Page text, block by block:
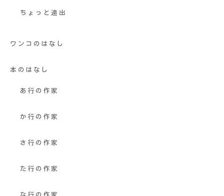
ちょっと遠出
ワンコのはなし
本のはなし
あ行の作家
か行の作家
さ行の作家
た行の作家